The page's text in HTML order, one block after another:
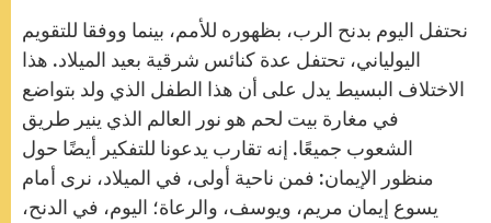
نحتفل اليوم بدنح الرب، بظهوره للأمم، بينما ووفقا للتقويم
اليولياني، تحتفل عدة كنائس شرقية بعيد الميلاد. هذا
الاختلاف البسيط يدل على أن هذا الطفل الذي ولد بتواضع
في مغارة بيت لحم هو نور العالم الذي ينير طريق
الشعوب جميعًا. إنه تقارب يدعونا للتفكير أيضًا حول
منظور الإيمان: فمن ناحية أولى، في الميلاد، نرى أمام
يسوع إيمان مريم، ويوسف، والرعاة؛ اليوم، في الدنح،